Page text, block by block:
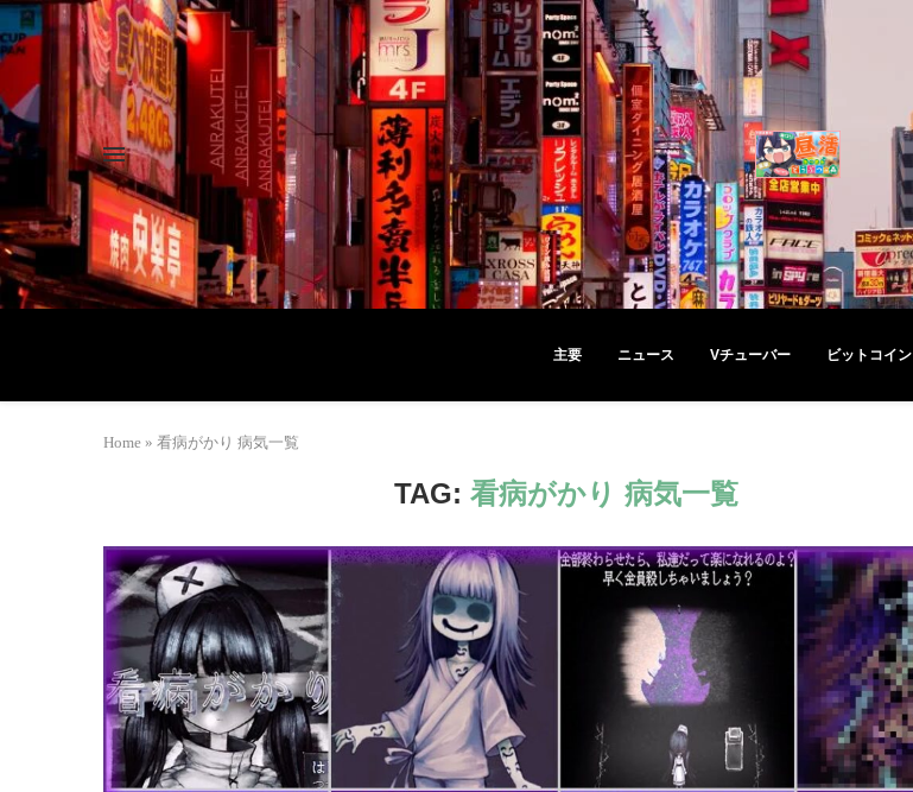
主要 ニュース Vチューバー ビットコイン
Home » 看病がかり 病気一覧
TAG: 看病がかり 病気一覧